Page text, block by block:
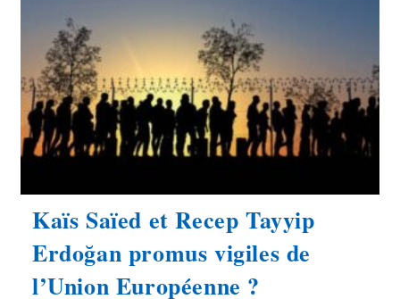
Kaïs Saïed et Recep Tayyip
Erdoğan promus vigiles de
l’Union Européenne ?